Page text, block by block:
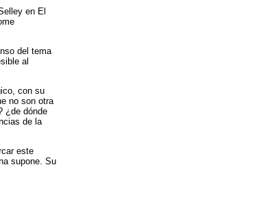
en El
del tema
al
con su
no son otra
¿de dónde
de la
este
supone. Su